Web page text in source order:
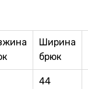
Ширина
брюк
44